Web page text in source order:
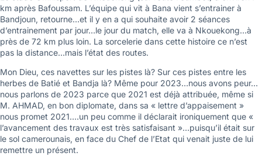
km après Bafoussam. L’équipe qui vit à Bana vient s’entrainer à
Bandjoun, retourne…et il y en a qui souhaite avoir 2 séances
d’entrainement par jour…le jour du match, elle va à Nkouekong…à
près de 72 km plus loin. La sorcelerie dans cette histoire ce n’est
pas la distance…mais l’état des routes.
Mon Dieu, ces navettes sur les pistes là? Sur ces pistes entre les
herbes de Batié et Bandja là? Même pour 2023…nous avons peur…
nous parlons de 2023 parce que 2021 est déjà attribuée, même si
M. AHMAD, en bon diplomate, dans sa « lettre d’appaisement »
nous promet 2021….un peu comme il déclarait ironiquement que «
l’avancement des travaux est très satisfaisant »…puisqu’il était sur
le sol camerounais, en face du Chef de l’Etat qui venait juste de lui
remettre un présent.